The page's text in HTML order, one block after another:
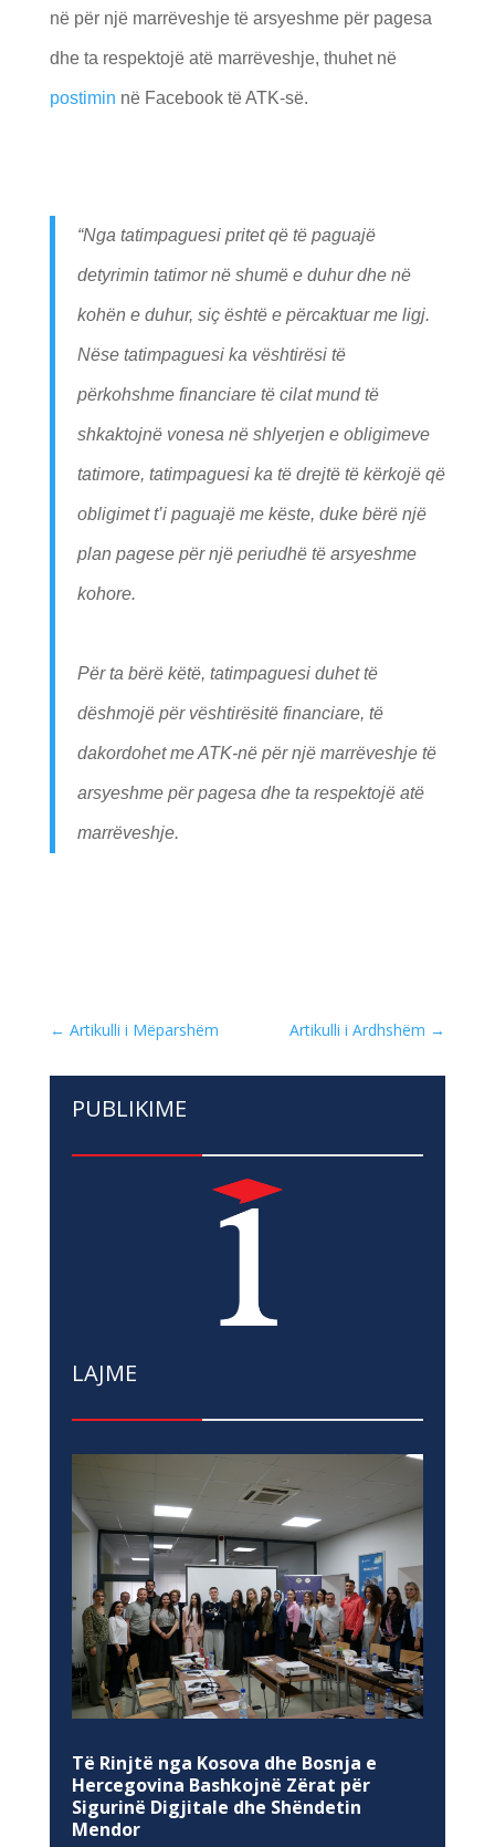
në për një marrëveshje të arsyeshme për pagesa
dhe ta respektojë atë marrëveshje, thuhet në
postimin në Facebook të ATK-së.
“Nga tatimpaguesi pritet që të paguajë
detyrimin tatimor në shumë e duhur dhe në
kohën e duhur, siç është e përcaktuar me ligj.
Nëse tatimpaguesi ka vështirësi të
përkohshme financiare të cilat mund të
shkaktojnë vonesa në shlyerjen e obligimeve
tatimore, tatimpaguesi ka të drejtë të kërkojë që
obligimet t’i paguajë me këste, duke bërë një
plan pagese për një periudhë të arsyeshme
kohore.
Për ta bërë këtë, tatimpaguesi duhet të
dëshmojë për vështirësitë financiare, të
dakordohet me ATK-në për një marrëveshje të
arsyeshme për pagesa dhe ta respektojë atë
marrëveshje.
← Artikulli i Mëparshëm Artikulli i Ardhshëm →
PUBLIKIME
LAJME
Të Rinjtë nga Kosova dhe Bosnja e
Hercegovina Bashkojnë Zërat për
Sigurinë Digjitale dhe Shëndetin
Mendor